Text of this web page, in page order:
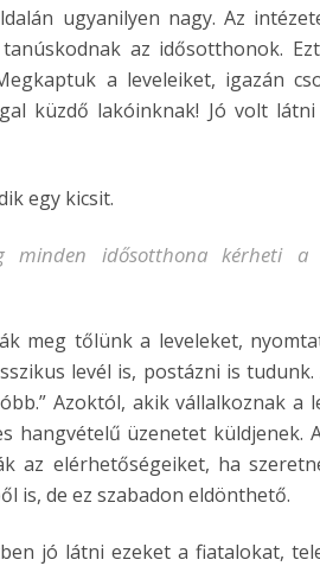
ugyanilyen nagy. Az
az idősotthonok.
a leveleiket, igazán
küzdő lakóinknak! Jó volt
egy kicsit.
minden idősotthona kérheti a
meg tőlünk a leveleket,
levél is, postázni is
Azoktól, akik vállalkoznak a
hangvételű üzenetet küldjenek.
az elérhetőségeiket, ha
is, de ez szabadon eldönthető.
jó látni ezeket a fiatalokat,